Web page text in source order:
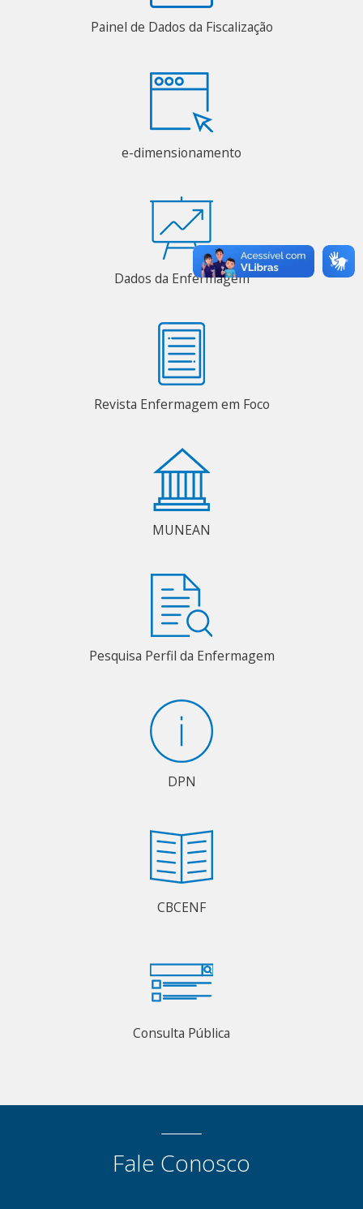
Painel de Dados da Fiscalização
e-dimensionamento
Dados da Enfermagem
Revista Enfermagem em Foco
MUNEAN
Pesquisa Perfil da Enfermagem
DPN
CBCENF
Consulta Pública
Fale Conosco